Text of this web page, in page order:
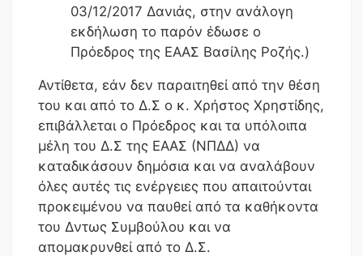
03/12/2017 Δανιάς, στην ανάλογη
εκδήλωση το παρόν έδωσε ο
Πρόεδρος της ΕΑΑΣ Βασίλης Ροζής.)
Αντίθετα, εάν δεν παραιτηθεί από την θέση
του και από το Δ.Σ ο κ. Χρήστος Χρηστίδης,
επιβάλλεται ο Πρόεδρος και τα υπόλοιπα
μέλη του Δ.Σ της ΕΑΑΣ (ΝΠΔΔ) να
καταδικάσουν δημόσια και να αναλάβουν
όλες αυτές τις ενέργειες που απαιτούνται
προκειμένου να παυθεί από τα καθήκοντα
του Δντως Συμβούλου και να
απομακρυνθεί από το Δ.Σ.